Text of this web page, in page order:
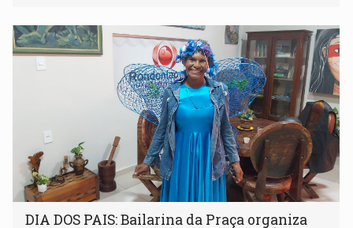
média do trabalhador
DIA DOS PAIS: Bailarina da Praça organiza